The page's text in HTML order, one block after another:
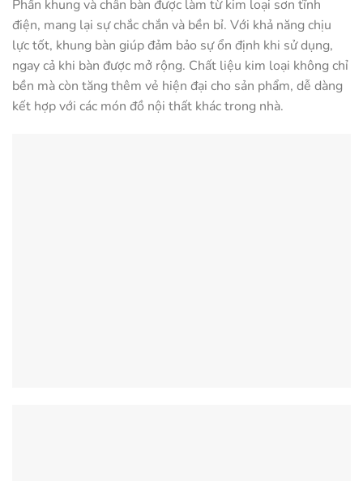
Phần khung và chân bàn được làm từ kim loại sơn tĩnh
điện, mang lại sự chắc chắn và bền bỉ. Với khả năng chịu
lực tốt, khung bàn giúp đảm bảo sự ổn định khi sử dụng,
ngay cả khi bàn được mở rộng. Chất liệu kim loại không chỉ
bền mà còn tăng thêm vẻ hiện đại cho sản phẩm, dễ dàng
kết hợp với các món đồ nội thất khác trong nhà.